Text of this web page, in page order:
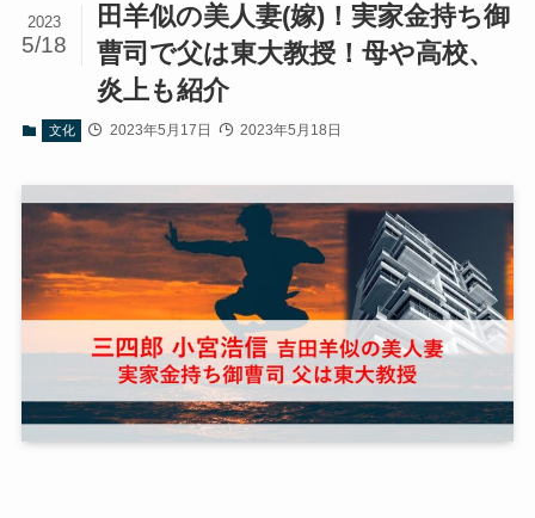
田羊似の美人妻(嫁)！実家金持ち御
曹司で父は東大教授！母や高校、
炎上も紹介
2023
5/18
文化 2023年5月17日 2023年5月18日